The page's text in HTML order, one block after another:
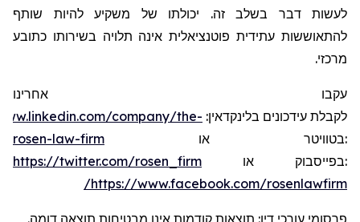
לעשות דבר בשלב זה. יכולתו של משקיע להיות שותף
להתאוששות עתידית פוטנציאלית אינה תלויה בשירותו כתובע
מרכזי.
עקבו אחרינו
לקבלת עידכונים בלינקדאין:
company/the-
rosen-law-firm או בטוויטר:
https://twitter.com/rosen_firm או בפייסבוק:
https://www.facebook.com/rosenlawfirm/
פרסומי עורכי דין: תוצאות קודמות אינן מבטיחות תוצאה דומה.